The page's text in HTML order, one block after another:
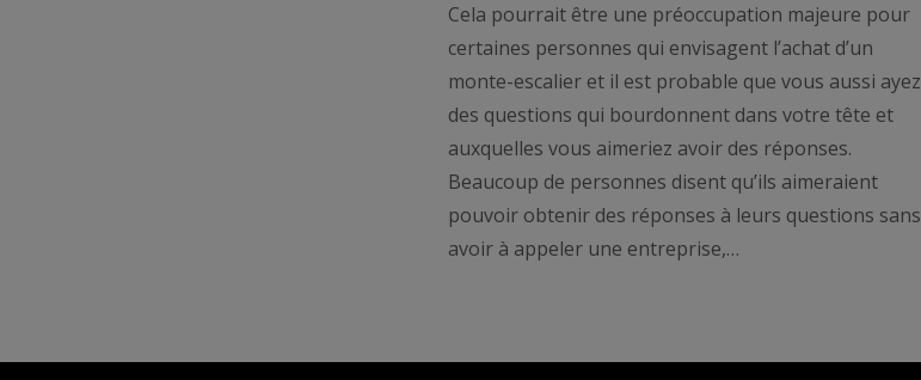
Cela pourrait être une préoccupation majeure pour
certaines personnes qui envisagent l’achat d’un
monte-escalier et il est probable que vous aussi ayez
des questions qui bourdonnent dans votre tête et
auxquelles vous aimeriez avoir des réponses.
Beaucoup de personnes disent qu’ils aimeraient
pouvoir obtenir des réponses à leurs questions sans
avoir à appeler une entreprise,…